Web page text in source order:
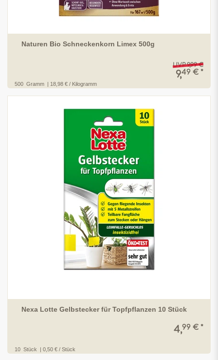
Naturen Bio Schneckenkorn Limex 500g
UVP 9,99 €
9,49 € *
500 Gramm | 18,98 € / Kilogramm
Nexa Lotte Gelbstecker für Topfpflanzen 10 Stück
4,99 € *
10 Stück | 0,50 € / Stück